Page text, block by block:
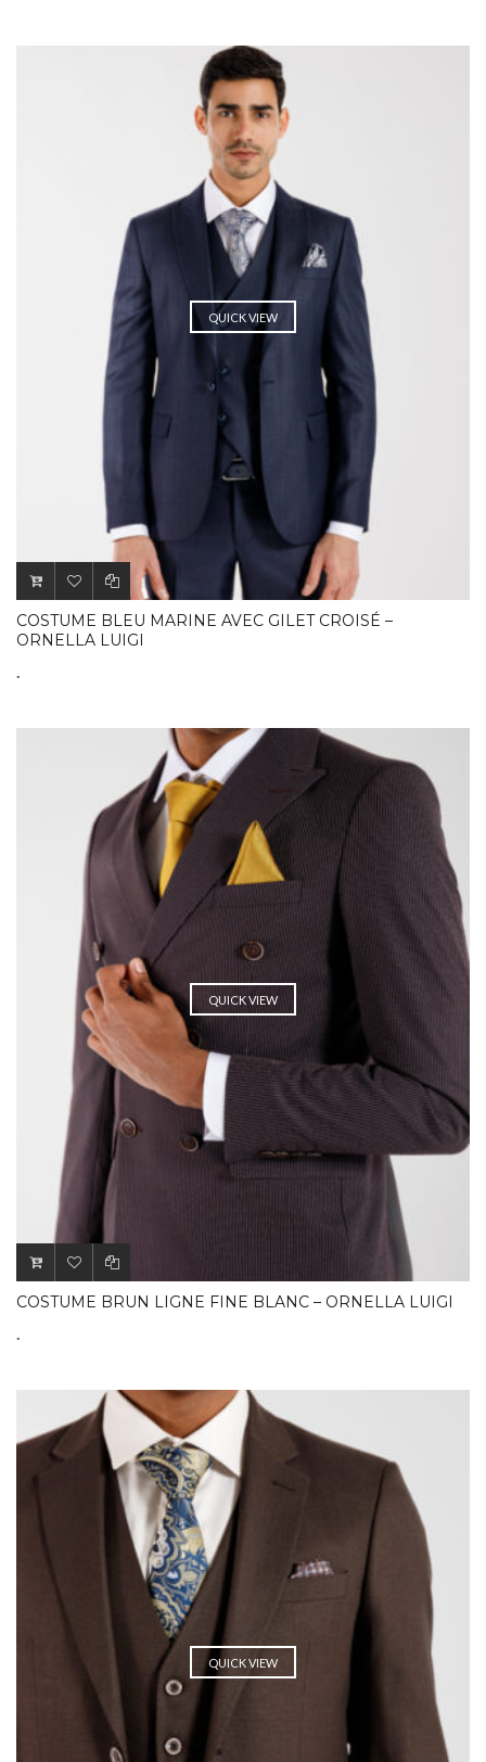
QUICK VIEW
COSTUME BLEU MARINE AVEC GILET CROISÉ –
ORNELLA LUIGI
QUICK VIEW
COSTUME BRUN LIGNE FINE BLANC – ORNELLA LUIGI
.
QUICK VIEW